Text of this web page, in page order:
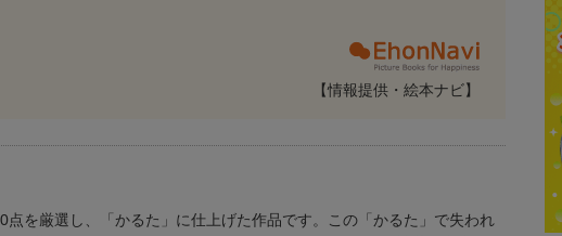
【情報提供・絵本ナビ】
を厳選し、「かるた」に仕上げた作品です。この「かるた」で失われ